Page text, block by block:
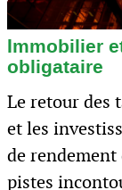
Immobilier
obligataire
Le retour des
et les
de rendement
pistes